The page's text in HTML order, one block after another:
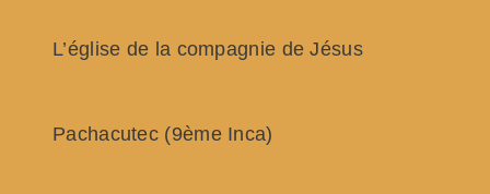
L’église de la compagnie de Jésus
Pachacutec (9ème Inca)